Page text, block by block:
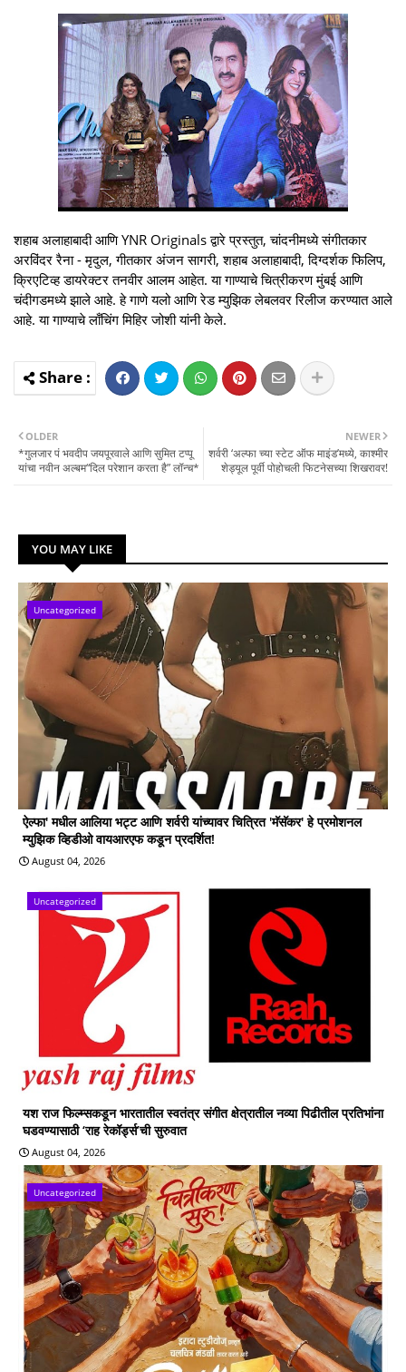
शहाब अलाहाबादी आणि YNR Originals द्वारे प्रस्तुत, चांदनीमध्ये संगीतकार
अरविंदर रैना - मृदुल, गीतकार अंजन सागरी, शहाब अलाहाबादी, दिग्दर्शक फिलिप,
क्रिएटिव्ह डायरेक्टर तनवीर आलम आहेत. या गाण्याचे चित्रीकरण मुंबई आणि
चंदीगडमध्ये झाले आहे. हे गाणे यलो आणि रेड म्युझिक लेबलवर रिलीज करण्यात आले
आहे. या गाण्याचे लाँचिंग मिहिर जोशी यांनी केले.
NEWER
शर्वरी ‘अल्फा च्या स्टेट ऑफ माइंड’मध्ये, काश्मीर
शेड्यूल पूर्वी पोहोचली फिटनेसच्या शिखरावर!
OLDER
*गुलजार पं भवदीप जयपूरवाले आणि सुमित टप्पू
यांचा नवीन अल्बम“दिल परेशान करता है” लॉन्च*
YOU MAY LIKE
Uncategorized
ऐल्फा' मधील आलिया भट्ट आणि शर्वरी यांच्यावर चित्रित 'मॅसॅकर' हे प्रमोशनल
म्युझिक व्हिडीओ वायआरएफ कडून प्रदर्शित!
August 04, 2026
Uncategorized
यश राज फिल्म्सकडून भारतातील स्वतंत्र संगीत क्षेत्रातील नव्या पिढीतील प्रतिभांना
घडवण्यासाठी ‘राह रेकॉर्ड्स’ची सुरुवात
August 04, 2026
Uncategorized